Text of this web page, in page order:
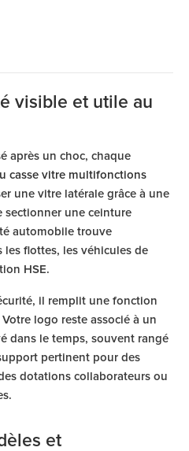
visible et utile au
après un choc, chaque
casse vitre multifonctions
une vitre latérale grâce à une
sectionner une ceinture
automobile trouve
les flottes, les véhicules de
HSE.
il remplit une fonction
logo reste associé à un
dans le temps, souvent rangé
pertinent pour des
dotations collaborateurs ou
et